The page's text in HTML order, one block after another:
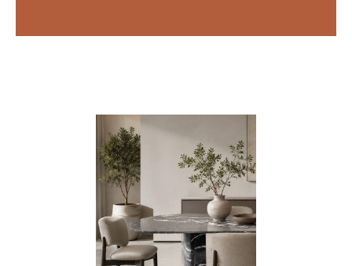
Sodalita Blue Windmill
แพทเทิล